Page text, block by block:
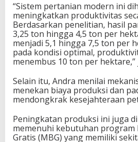
​“Sistem pertanian modern ini
meningkatkan produktivitas
Berdasarkan penelitian, hasil
3,25 ton hingga 4,5 ton per
menjadi 5,1 hingga 7,5 ton per
pada kondisi optimal,
menembus 10 ton per hektare,”
​Selain itu, Andra menilai
menekan biaya produksi dan
mendongkrak kesejahteraan
Peningkatan produksi ini juga
memenuhi kebutuhan program
Gratis (MBG) yang memiliki